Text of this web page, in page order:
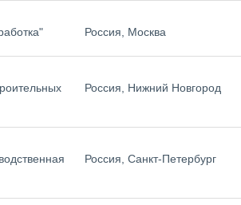
Россия, Москва
Россия, Нижний Новгород
Россия, Санкт-Петербург